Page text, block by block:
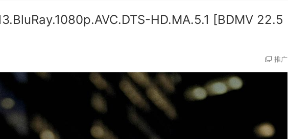
HD.MA.5.1 [BDMV 22.5
推广